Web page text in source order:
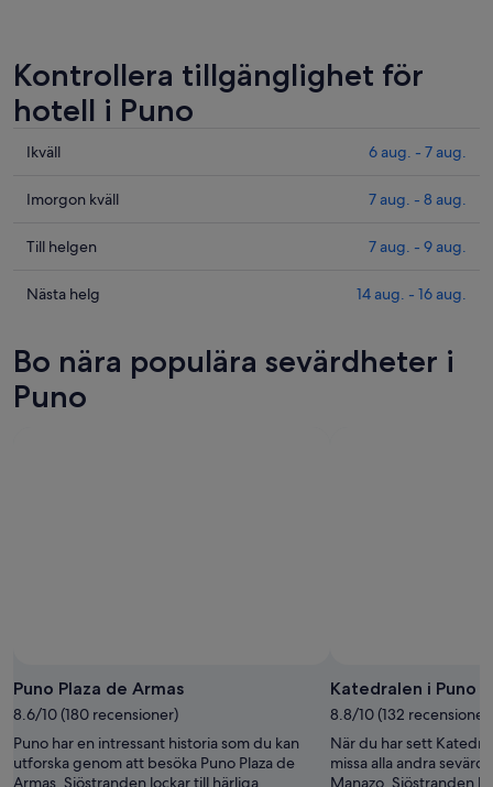
Kontrollera tillgänglighet för
hotell i Puno
Kolla
i
för
6
7
aug.
Ikväll 6 aug. - 7 aug.
Kolla
i
för
7
aug.
Imorgon kväll 7 aug. - 8 aug.
Kolla
i
helgen,
7
aug.
Till helgen 7 aug. - 9 aug.
Kolla
Puno
inför
nästa
Nästa helg 14 aug. - 16 aug.
Bo nära populära sevärdheter i
Puno
Puno Plaza de Armas
8.6/10 (180 recensioner)
Puno har en intressant historia som du kan
utforska genom att besöka Puno Plaza de
Armas. Sjöstranden lockar till härliga
Katedralen i Puno
8.8/10 (132 recensioner)
När du har sett
missa alla andra
Manazo. Sjöstranden